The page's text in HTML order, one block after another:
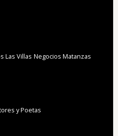
Las Villas Negocios Matanzas
y Poetas